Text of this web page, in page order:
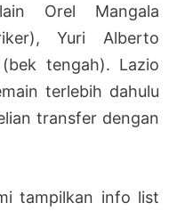
Orel Mangala
Yuri Alberto
tengah). Lazio
terlebih dahulu
transfer dengan
tampilkan info list